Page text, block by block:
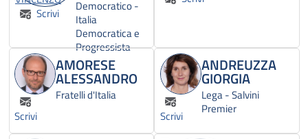
Scrivi
Democratico -
Italia
Democratica e
Progressista
Scrivi
AMORESE
ALESSANDRO
Fratelli d'Italia
Scrivi
ANDREUZZA
GIORGIA
Lega - Salvini
Premier